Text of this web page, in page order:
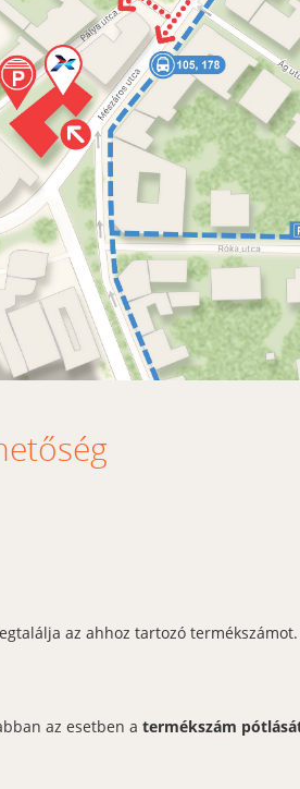
az ahhoz tartozó termékszámot.
az esetben a termékszám